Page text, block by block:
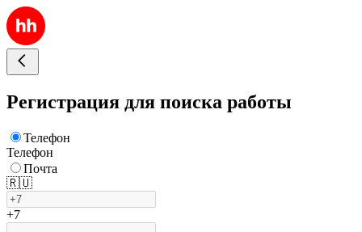
Регистрация для поиска работы
Телефон
Телефон
Почта
🇷🇺
+7